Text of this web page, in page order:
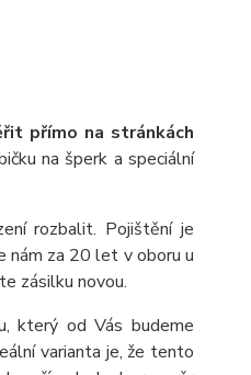
přímo na stránkách
na šperk a speciální
rozbalit. Pojištění je
nám za 20 let v oboru u
zásilku novou.
který od Vás budeme
varianta je, že tento